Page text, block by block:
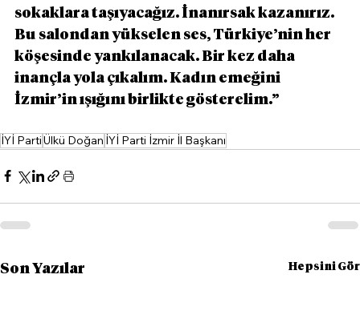
sokaklara taşıyacağız. İnanırsak kazanırız.
Bu salondan yükselen ses, Türkiye’nin her
köşesinde yankılanacak. Bir kez daha
inançla yola çıkalım. Kadın emeğini
İzmir’in ışığını birlikte gösterelim.”
İYİ PartiÜlkü Doğan İYİ Parti İzmir İl Başkanı
Son Yazılar Hepsini Gör